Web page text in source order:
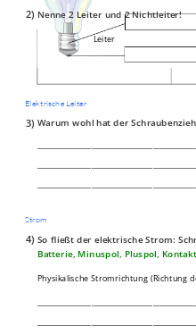
2) Nenne 2 Leiter und 2 Nichtleiter!
Leiter
Elektrische Leiter
3) Warum wohl hat der
Strom
4) So fließt der elektrische Strom:
Batterie, Minuspol, Pluspol,
Physikalische Stromrichtung (Richtung